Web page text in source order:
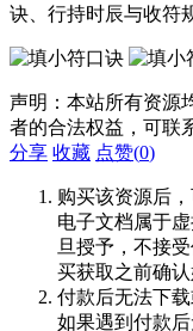
诀、行持时辰与收符
声明：本站所有资源
者的合法权益，可联
分享 收藏 点赞(0)
购买该资源后
电子文档属于
旦授予，不接
买获取之前确
付款后无法下
如果遇到付款